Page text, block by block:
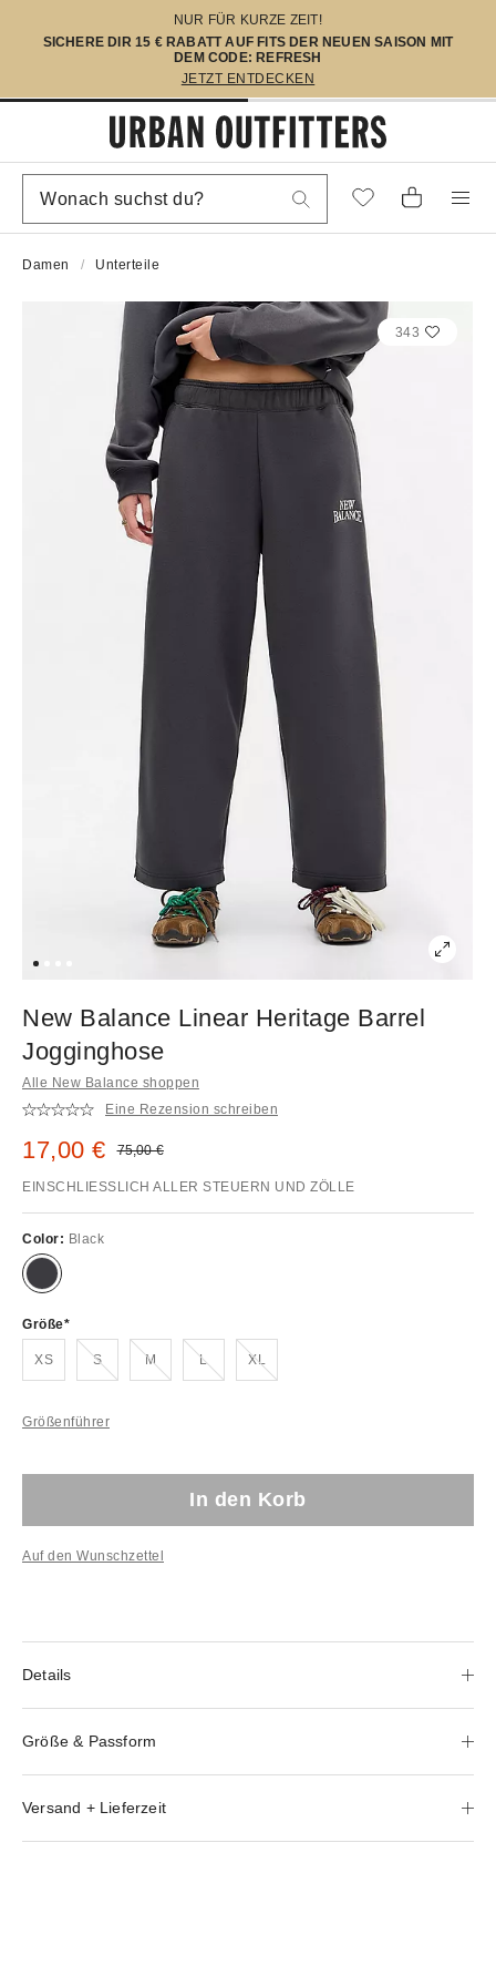
NUR FÜR KURZE ZEIT!
SICHERE DIR 15 € RABATT AUF FITS DER NEUEN SAISON MIT
DEM CODE: REFRESH
JETZT ENTDECKEN
Damen Unterteile
343
New Balance Linear Heritage Barrel
Jogginghose
Alle New Balance shoppen
Eine Rezension schreiben
Sale Preis:
17,00 € Original Preis:
75,00 €
EINSCHLIESSLICH ALLER STEUERN UND ZÖLLE
Color: Black
Größe
XS SAusverkauft!
MAusverkauft!
LAusverkauft!
XLAusverkauft!
Größenführer
In den Korb
Auf den Wunschzettel
Details
Größe & Passform
Versand + Lieferzeit